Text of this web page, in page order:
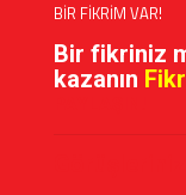
BİR FİKRİM VAR!
Bir fikriniz
kazanın